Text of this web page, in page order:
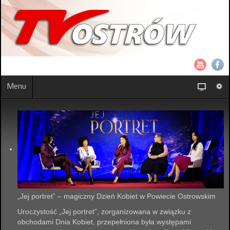
Menu
„Jej portret” – magiczny Dzień Kobiet w Powiecie Ostrowskim
Uroczystość „Jej portret”, zorganizowana w związku z
obchodami Dnia Kobiet, przepełniona była występami